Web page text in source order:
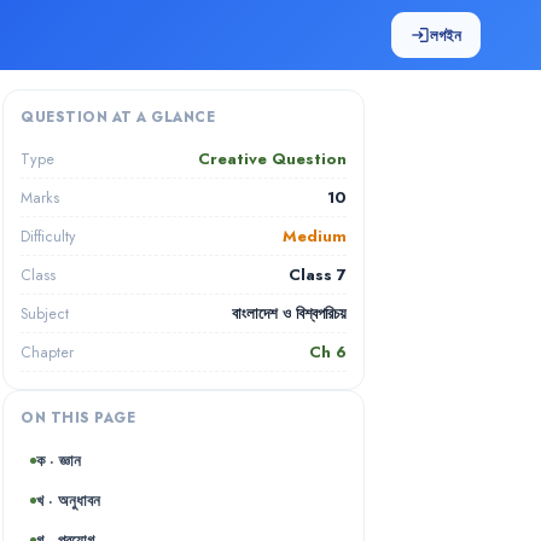
loginলগইন
QUESTION AT A GLANCE
Type Creative Question
Marks 10
Difficulty Medium
Class Class 7
Subject বাংলাদেশ ও বিশ্বপরিচয়
Chapter Ch 6
ON THIS PAGE
ক · জ্ঞান
খ · অনুধাবন